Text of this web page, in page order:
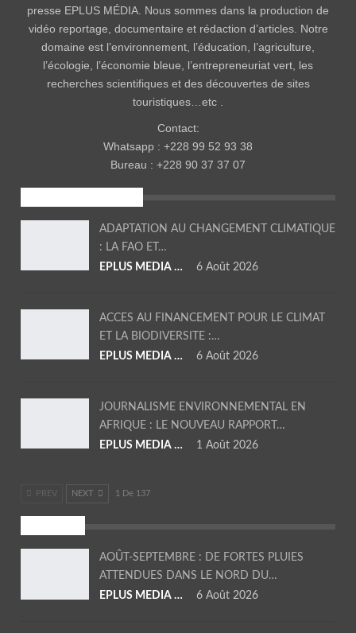
presse EPLUS MÉDIA. Nous sommes dans la production de
vidéo reportage, documentaire et rédaction d’articles. Notre
domaine est l’environnement, l’éducation, l’agriculture,
l’écologie, l’économie bleue, l’entrepreneuriat vert, les
recherches scientifiques et des découvertes de sites
touristiques…etc .
Contact:
Whatsapp : +228 99 52 93 38
Bureau : +228 90 37 37 07
ADAPTATION AU CHANGEMENT CLIMATIQUE
: LA FAO ET…
EPLUS MEDIA TV
6 Août 2026
ACCES AU FINANCEMENT POUR LE CLIMAT
ET LA BIODIVERSITE :…
EPLUS MEDIA TV
6 Août 2026
JOURNALISME ENVIRONNEMENTAL EN
AFRIQUE : LE NOUVEAU RAPPORT…
EPLUS MEDIA TV
1 Août 2026
PREV NEXT 1 De 137
AOÛT-SEPTEMBRE : DE FORTES PLUIES
ATTENDUES DANS LE NORD DU…
EPLUS MEDIA TV
6 Août 2026